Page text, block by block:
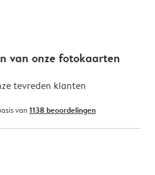
van onze fotokaarten
tevreden klanten
van 1138 beoordelingen